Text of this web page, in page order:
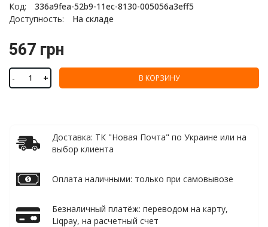
Код:
336a9fea-52b9-11ec-8130-005056a3eff5
Доступность:
На складе
567 грн
- + В КОРЗИНУ
Доставка: ТК "Новая Почта" по Украине или на
выбор клиента
Оплата наличными: только при самовывозе
Безналичный платёж: переводом на карту,
Liqpay, на расчетный счет